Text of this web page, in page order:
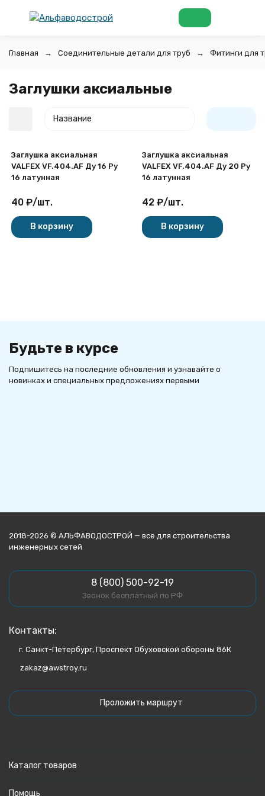
Главная Соединительные детали для труб Фитинги для
Заглушки аксиальные
Название
Заглушка аксиальная
VALFEX VF.404.AF Ду 16 Ру
16 латунная
40 ₽/шт.
В корзину
Заглушка аксиальная
VALFEX VF.404.AF Ду 20 Ру
16 латунная
42 ₽/шт.
В корзину
Будьте в курсе
Подпишитесь на последние обновления и узнавайте о
новинках и специальных предложениях первыми
2018-2026 © АЛЬФАВОДОСТРОЙ — все для строительства
инженерных сетей
8 (800) 500-92-19
Звонок бесплатный по РФ
Контакты:
г. Санкт-Петербург, Проспект Обуховской обороны 86К
zakaz@awstroy.ru
Проложить маршрут
Каталог товаров
Помощь